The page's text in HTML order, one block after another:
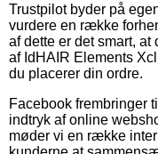
Trustpilot byder på
vurdere en række
af dette er det smart,
af IdHAIR Elements
du placerer din ordre.
Facebook frembringer
indtryk af online
møder vi en række